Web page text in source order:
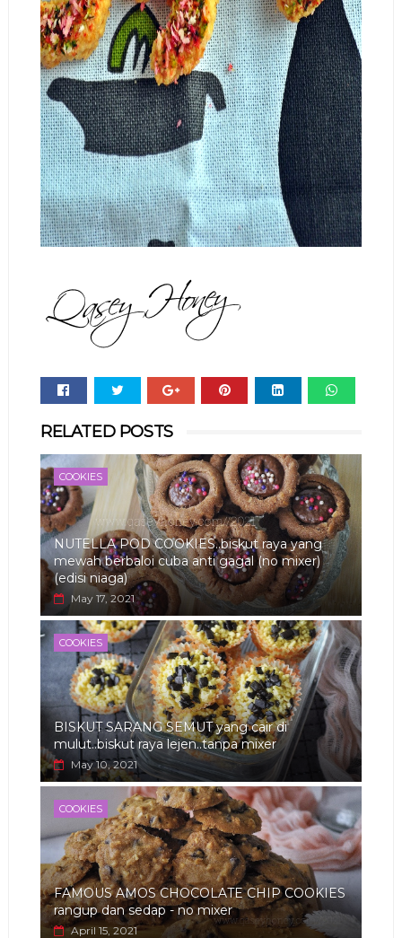
RELATED POSTS
COOKIES
NUTELLA POD COOKIES..biskut raya yang
mewah berbaloi cuba anti gagal (no mixer)
(edisi niaga)
May 17, 2021
COOKIES
BISKUT SARANG SEMUT yang cair di
mulut..biskut raya lejen..tanpa mixer
May 10, 2021
COOKIES
FAMOUS AMOS CHOCOLATE CHIP COOKIES
rangup dan sedap - no mixer
April 15, 2021